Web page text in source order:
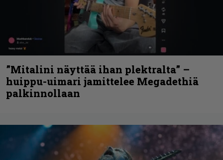
”Mitalini näyttää ihan plektralta” –
huippu-uimari jamittelee Megadethiä
palkinnollaan